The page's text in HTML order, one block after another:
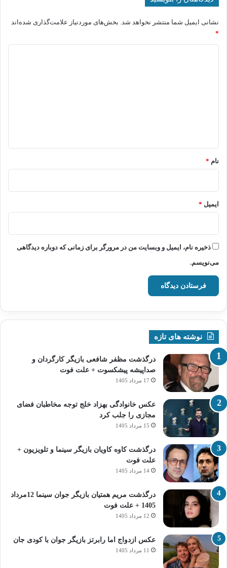
نشانی ایمیل شما منتشر نخواهد شد. بخش‌های موردنیاز علامت‌گذاری شده‌اند
*
نام *
ایمیل *
ذخیره نام، ایمیل و وبسایت من در مرورگر برای زمانی که دوباره دیدگاهی
می‌نویسم.
نوشته های تازه
درگذشت مظفر شافعی بازیگر کارگردان و
صداپیشه پیشکسوت + علت فوت
17 مرداد 1405
عکس خانوادگی بهزاد خلج توجه مخاطبان فضای
مجازی را جلب کرد
15 مرداد 1405
درگذشت کاوه کاویان بازیگر سینما و تلویزیون +
علت فوت
14 مرداد 1405
درگذشت مریم همتیان بازیگر جوان سینما 12مرداد
1405 + علت فوت
12 مرداد 1405
عکس ازدواج اما رابرتز بازیگر جوان با کودی جان
11 مرداد 1405